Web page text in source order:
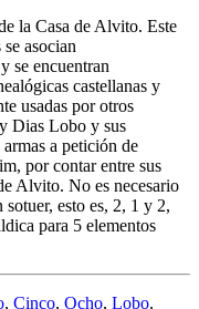
la Casa de Alvito. Este
asocian
se encuentran
castellanas y
usadas por otros
Dias Lobo y sus
a petición de
por contar entre sus
Alvito. No es necesario
esto es, 2, 1 y 2,
para 5 elementos
, Cinco, Ocho, Lobo,